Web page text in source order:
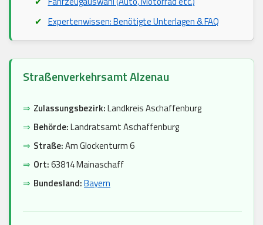
Expertenwissen: Benötigte Unterlagen & FAQ
Straßenverkehrsamt Alzenau
⇒ Zulassungsbezirk:Landkreis Aschaffenburg
⇒ Behörde:Landratsamt Aschaffenburg
⇒ Straße:Am Glockenturm 6
⇒ Ort:63814 Mainaschaff
⇒ Bundesland:Bayern